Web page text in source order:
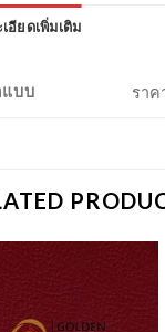
อียดเพิ่มเติม
แบบ ราค
Wishlist